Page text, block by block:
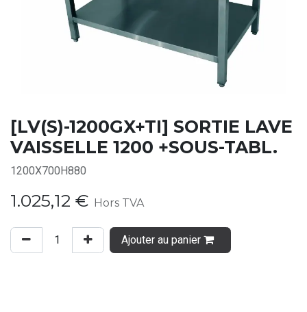
[LV(S)-1200GX+TI] SORTIE LAVE
VAISSELLE 1200 +SOUS-TABL.
1200X700H880
1.025,12 € Hors TVA
Ajouter au panier